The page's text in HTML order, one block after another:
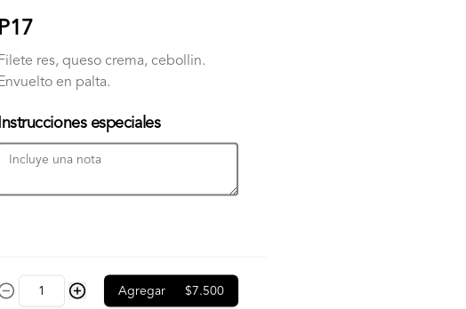
P17
Filete res, queso crema, cebollin.
Envuelto en palta.
Instrucciones especiales
Agregar $7.500